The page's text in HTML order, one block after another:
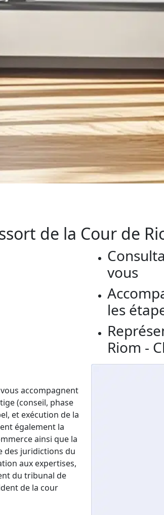
de la Cour de
vous
les
Riom -
accompagnent
(conseil, phase
et exécution de la
également la
ainsi que la
des juridictions du
aux expertises,
du tribunal de
de la cour